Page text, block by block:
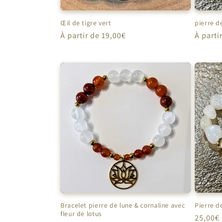
Œil de tigre vert
Prix
À partir de 19,00€
pierre
Prix
À
Bracelet pierre de lune & cornaline avec
fleur de lotus
Pierre
Prix
25,00€